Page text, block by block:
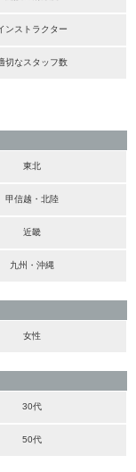
ンストラクター
切なスタッフ数
東北
甲信越・北陸
近畿
九州・沖縄
女性
30代
50代